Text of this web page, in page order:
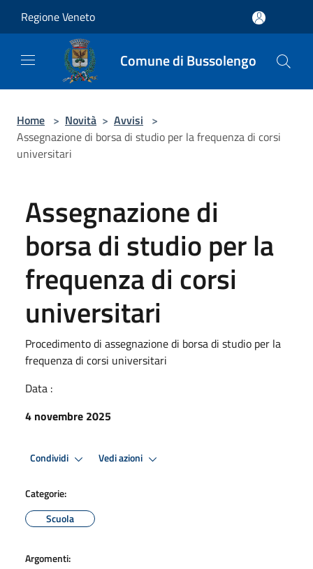
Regione Veneto
Comune di Bussolengo
Home > Novità > Avvisi >
Assegnazione di borsa di studio per la frequenza di corsi
universitari
Assegnazione di
borsa di studio per la
frequenza di corsi
universitari
Procedimento di assegnazione di borsa di studio per la
frequenza di corsi universitari
Data :
4 novembre 2025
Condividi Vedi azioni
Categorie:
Scuola
Argomenti: